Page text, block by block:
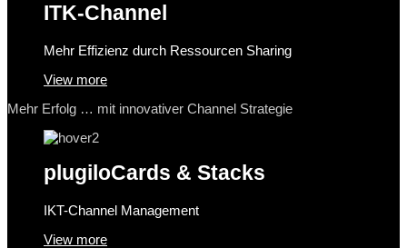
ITK-Channel
Mehr Effizienz durch Ressourcen Sharing
View more
Mehr Erfolg … mit innovativer Channel Strategie
plugiloCards & Stacks
IKT-Channel Management
View more